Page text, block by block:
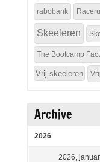
rabobank
Skeeleren
The Bootcamp
Vrij skeeleren
Archive
2026
2026,